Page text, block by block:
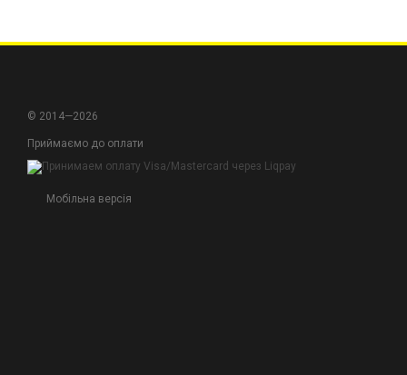
при вимірюванні.
Висока якість
Нехай ваші виміри
© 2014—2026
Приймаємо до оплати
Мобільна версія